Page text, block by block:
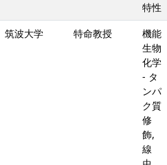
特性
筑波大学 特命教授
機能
生物
化学
- タ
ンパ
ク質
修
飾,
線